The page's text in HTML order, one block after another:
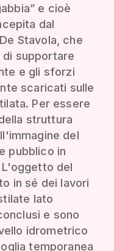
e cioè
dal
Stavola, che
supportare
e gli sforzi
scaricati sulle
Per essere
struttura
del
pubblico in
del
in sé dei lavori
lato
e sono
idrometrico
temporanea